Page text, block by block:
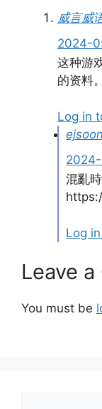
威言威
2024-
这种游
的资料。
Log in
ejsoon
混亂
Log
Leave
You must be